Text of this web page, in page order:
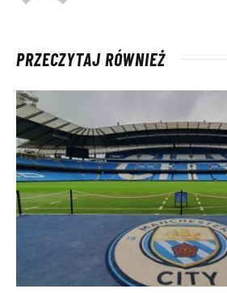
PRZECZYTAJ RÓWNIEŻ